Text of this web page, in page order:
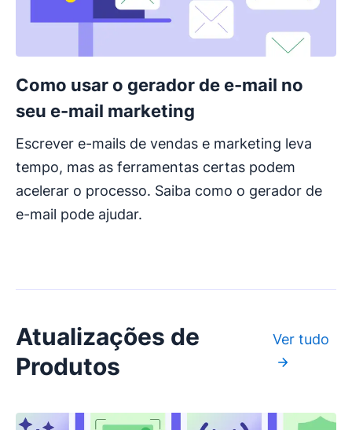
Como usar o gerador de e-mail no
seu e-mail marketing
Escrever e-mails de vendas e marketing leva
tempo, mas as ferramentas certas podem
acelerar o processo. Saiba como o gerador de
e-mail pode ajudar.
Atualizações de
Produtos
Ver tudo